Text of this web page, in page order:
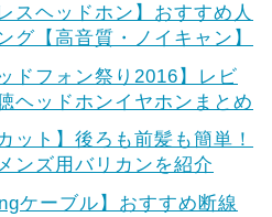
スヘッドホン】おすすめ人
グ【高音質・ノイキャン】
ドフォン祭り2016】レビ
ヘッドホンイヤホンまとめ
ット】後ろも前髪も簡単！
ンズ用バリカンを紹介
ケーブル】おすすめ断線